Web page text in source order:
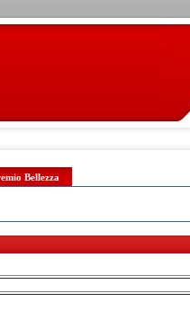
Bellezza